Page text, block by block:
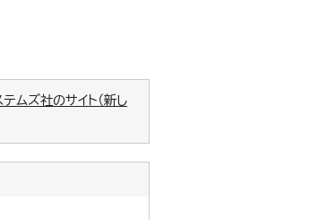
ムズ社のサイト（新し